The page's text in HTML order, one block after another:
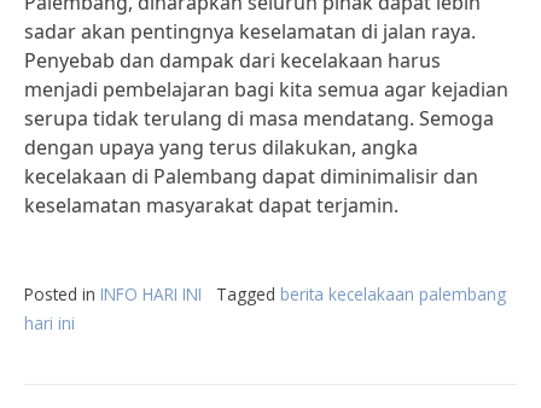
sadar akan pentingnya keselamatan di jalan raya.
Penyebab dan dampak dari kecelakaan harus
menjadi pembelajaran bagi kita semua agar kejadian
serupa tidak terulang di masa mendatang. Semoga
dengan upaya yang terus dilakukan, angka
kecelakaan di Palembang dapat diminimalisir dan
keselamatan masyarakat dapat terjamin.
Posted in INFO HARI INI Tagged berita kecelakaan palembang
hari ini